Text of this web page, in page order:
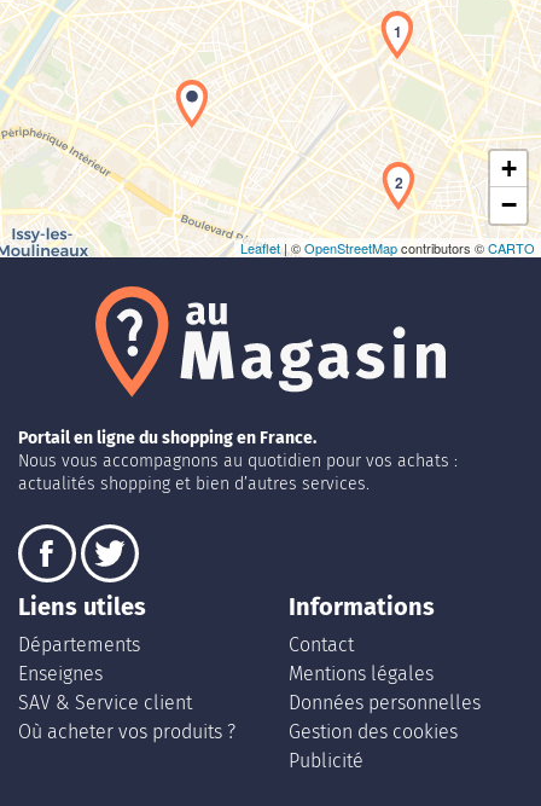
Chargement de la carte en cours...
1
2
+
−
Leaflet| ©OpenStreetMapcontributors ©CARTO
Portail en ligne du shopping en France.
Nous vous accompagnons au quotidien pour vos achats :
actualités shopping et bien d’autres services.
Liens utiles
Départements
Enseignes
SAV & Service client
Où acheter vos produits ?
Informations
Contact
Mentions légales
Données personnelles
Gestion des cookies
Publicité